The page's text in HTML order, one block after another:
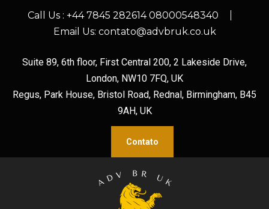
Call Us : +44 7845 282614 08000548340
Email Us: contato@advbruk.co.uk
Suite 89, 6th floor, First Central 200, 2 Lakeside Drive,
London, NW10 7FQ, UK
Regus, Park House, Bristol Road, Rednal, Birmingham, B45
9AH, UK
Contato